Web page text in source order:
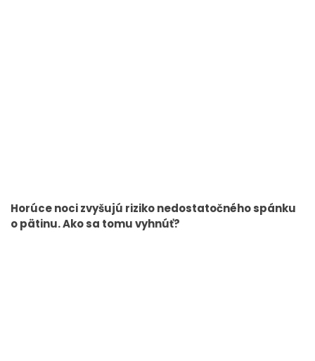
Horúce noci zvyšujú riziko nedostatočného spánku
o pätinu. Ako sa tomu vyhnúť?